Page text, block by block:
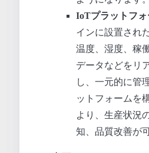
IoTプラットフ
インに設置され
温度、湿度、稼
データなどをリ
し、一元的に管
ットフォームを
より、生産状況
知、品質改善が